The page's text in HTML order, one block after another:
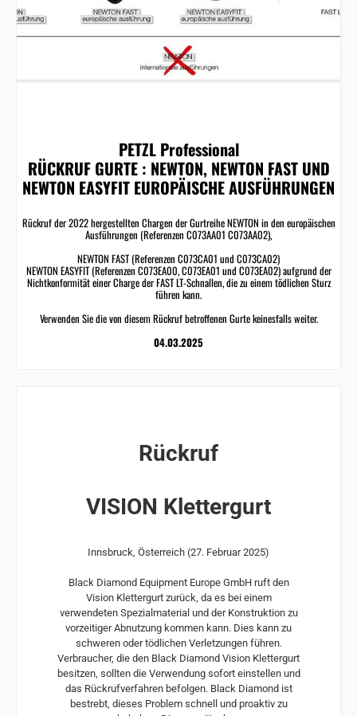
PETZL Professional
RÜCKRUF GURTE : NEWTON, NEWTON FAST UND
NEWTON EASYFIT EUROPÄISCHE AUSFÜHRUNGEN
Rückruf der 2022 hergestellten Chargen der Gurtreihe NEWTON in den europäischen
Ausführungen (Referenzen C073AA01 C073AA02),
NEWTON FAST (Referenzen C073CA01 und C073CA02)
NEWTON EASYFIT (Referenzen C073EA00, C073EA01 und C073EA02) aufgrund der
Nichtkonformität einer Charge der FAST LT-Schnallen, die zu einem tödlichen Sturz
führen kann.
Verwenden Sie die von diesem Rückruf betroffenen Gurte keinesfalls weiter.
04.03.2025
Rückruf
VISION Klettergurt
Innsbruck, Österreich (27. Februar 2025)
Black Diamond Equipment Europe GmbH ruft den
Vision Klettergurt zurück, da es bei einem
verwendeten Spezialmaterial und der Konstruktion zu
vorzeitiger Abnutzung kommen kann. Dies kann zu
schweren oder tödlichen Verletzungen führen.
Verbraucher, die den Black Diamond Vision Klettergurt
besitzen, sollten die Verwendung sofort einstellen und
das Rückrufverfahren befolgen. Black Diamond ist
bestrebt, dieses Problem schnell und proaktiv zu